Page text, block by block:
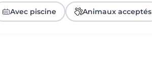
Avec piscine Animaux acceptés